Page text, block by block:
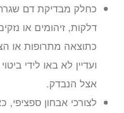
כחלק מבדיקת דם
דלקות, זיהומים או
כתוצאה מתרופות או
ועדיין לא באו לידי
אצל הנבדק.
לצורכי אבחון